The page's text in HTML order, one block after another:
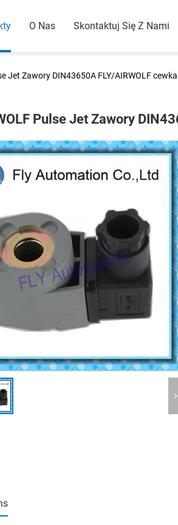
O Nas Skontaktuj Się Z Nami
Jet Zawory DIN43650A FLY/AIRWOLF
Pulse Jet Zawory